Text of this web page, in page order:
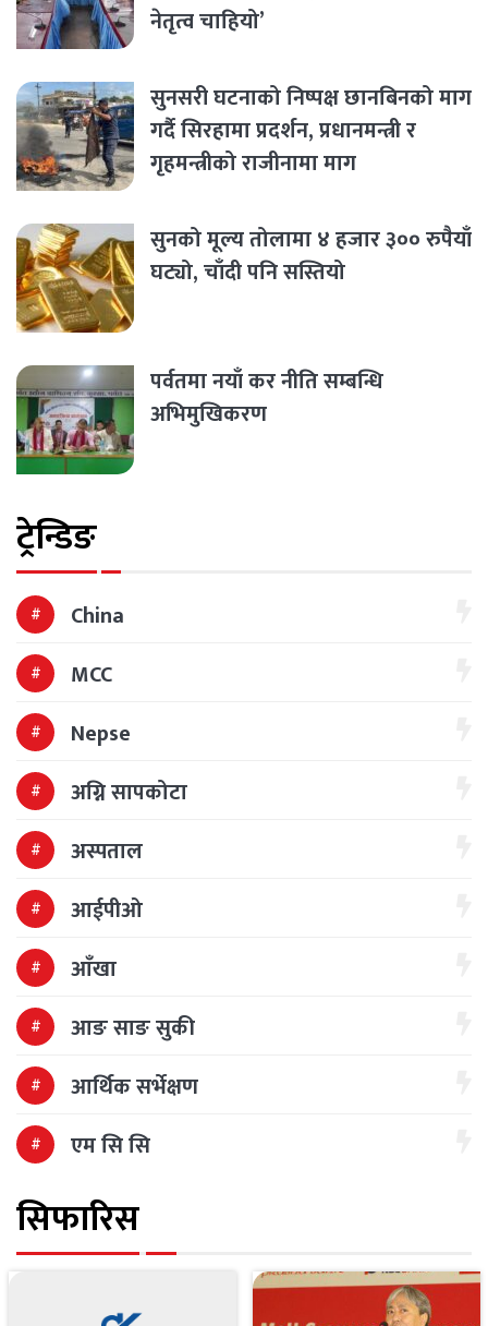
नेतृत्व चाहियो’
सुनसरी घटनाको निष्पक्ष छानबिनको माग
गर्दै सिरहामा प्रदर्शन, प्रधानमन्त्री र
गृहमन्त्रीको राजीनामा माग
सुनको मूल्य तोलामा ४ हजार ३०० रुपैयाँ
घट्यो, चाँदी पनि सस्तियो
पर्वतमा नयाँ कर नीति सम्बन्धि
अभिमुखिकरण
ट्रेन्डिङ
China
MCC
Nepse
अग्नि सापकोटा
अस्पताल
आईपीओ
आँखा
आङ साङ सुकी
आर्थिक सर्भेक्षण
एम सि सि
सिफारिस